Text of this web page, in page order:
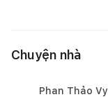
Chuyện nhà
Phan Thảo Vy